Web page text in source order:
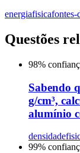
energiafisicafontes-
Questões
98%
Sabendo
g/cm³,
alumínio
densidade
99%